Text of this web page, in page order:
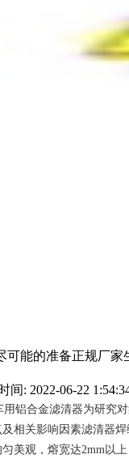
可能的准备正规厂家
: 2022-06-22
用铝合金滤清器为研究
相关影响因素滤清器
美观，熔宽达2mm以上